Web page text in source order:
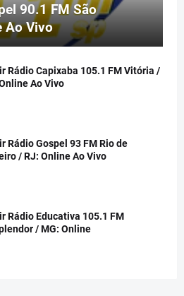
90.1 FM São
Ao Vivo
Rádio Capixaba 105.1 FM Vitória /
Ao Vivo
Rádio Gospel 93 FM Rio de
/ RJ: Online Ao Vivo
Rádio Educativa 105.1 FM
/ MG: Online